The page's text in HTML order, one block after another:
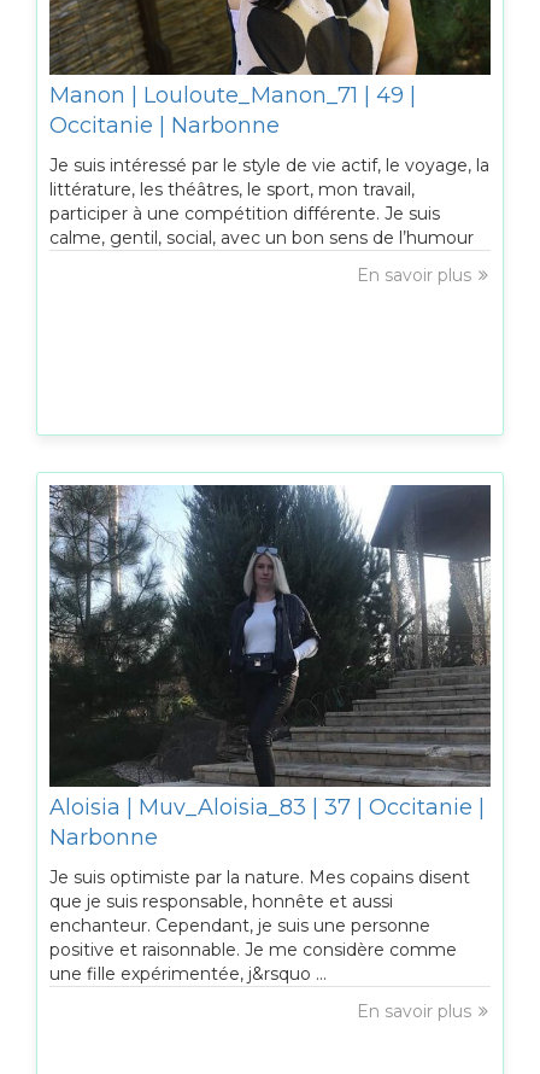
Manon | Louloute_Manon_71 | 49 |
Occitanie | Narbonne
Je suis intéressé par le style de vie actif, le voyage, la
littérature, les théâtres, le sport, mon travail,
participer à une compétition différente. Je suis
calme, gentil, social, avec un bon sens de l’humour
En savoir plus
Aloisia | Muv_Aloisia_83 | 37 | Occitanie |
Narbonne
Je suis optimiste par la nature. Mes copains disent
que je suis responsable, honnête et aussi
enchanteur. Cependant, je suis une personne
positive et raisonnable. Je me considère comme
une fille expérimentée, j&rsquo ...
En savoir plus